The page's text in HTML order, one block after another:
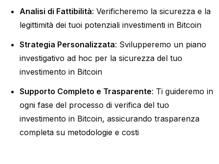
Analisi di Fattibilità: Verificheremo la sicurezza e la
legittimità dei tuoi potenziali investimenti in Bitcoin
Strategia Personalizzata: Svilupperemo un piano
investigativo ad hoc per la sicurezza del tuo
investimento in Bitcoin
Supporto Completo e Trasparente: Ti guideremo in
ogni fase del processo di verifica del tuo
investimento in Bitcoin, assicurando trasparenza
completa su metodologie e costi